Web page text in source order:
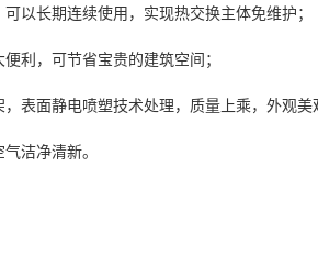
以长期连续使用，实现热交换主体免维护；
利，可节省宝贵的建筑空间；
面静电喷塑技术处理，质量上乘，外观美
洁净清新。